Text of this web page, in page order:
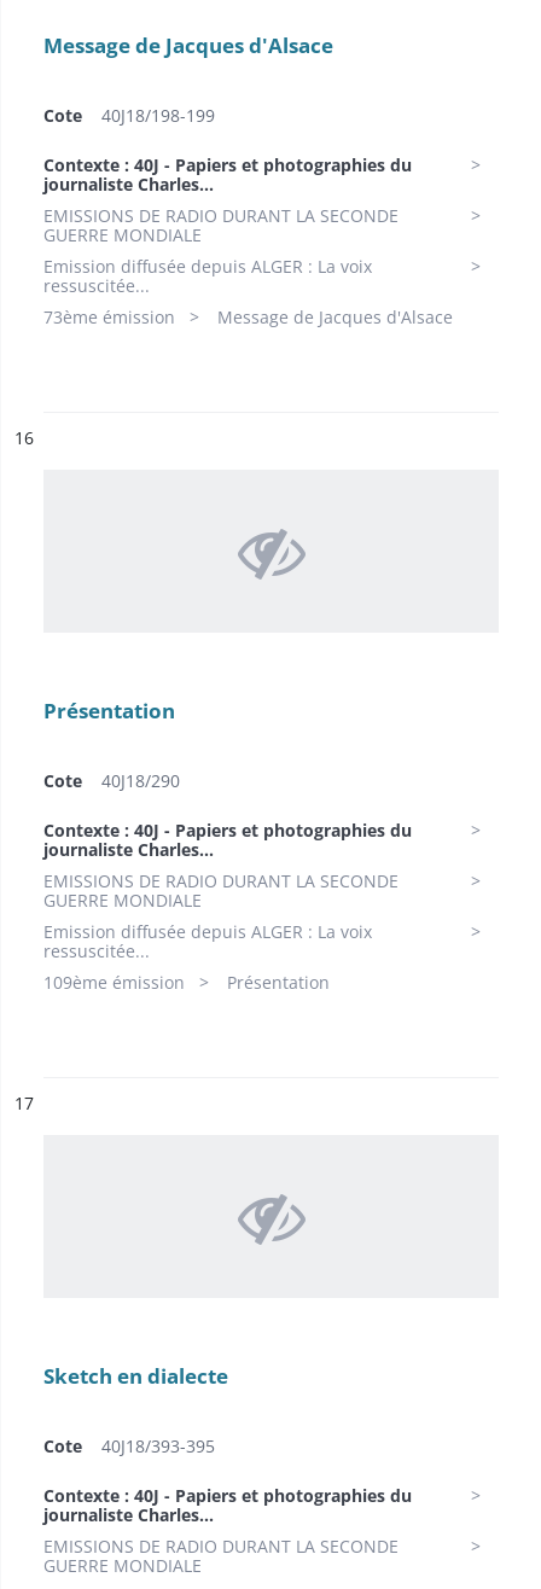
Message de Jacques d'Alsace
Cote 40J18/198-199
Contexte : 40J - Papiers et photographies du
journaliste Charles...
EMISSIONS DE RADIO DURANT LA SECONDE
GUERRE MONDIALE
Emission diffusée depuis ALGER : La voix
ressuscitée...
73ème émission
Message de Jacques d'Alsace
n°
16
Présentation
Cote 40J18/290
Contexte : 40J - Papiers et photographies du
journaliste Charles...
EMISSIONS DE RADIO DURANT LA SECONDE
GUERRE MONDIALE
Emission diffusée depuis ALGER : La voix
ressuscitée...
109ème émission
Présentation
n°
17
Sketch en dialecte
Cote 40J18/393-395
Contexte : 40J - Papiers et photographies du
journaliste Charles...
EMISSIONS DE RADIO DURANT LA SECONDE
GUERRE MONDIALE